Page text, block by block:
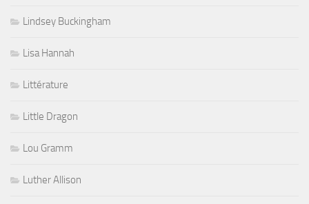
Lindsey Buckingham
Lisa Hannah
Littérature
Little Dragon
Lou Gramm
Luther Allison